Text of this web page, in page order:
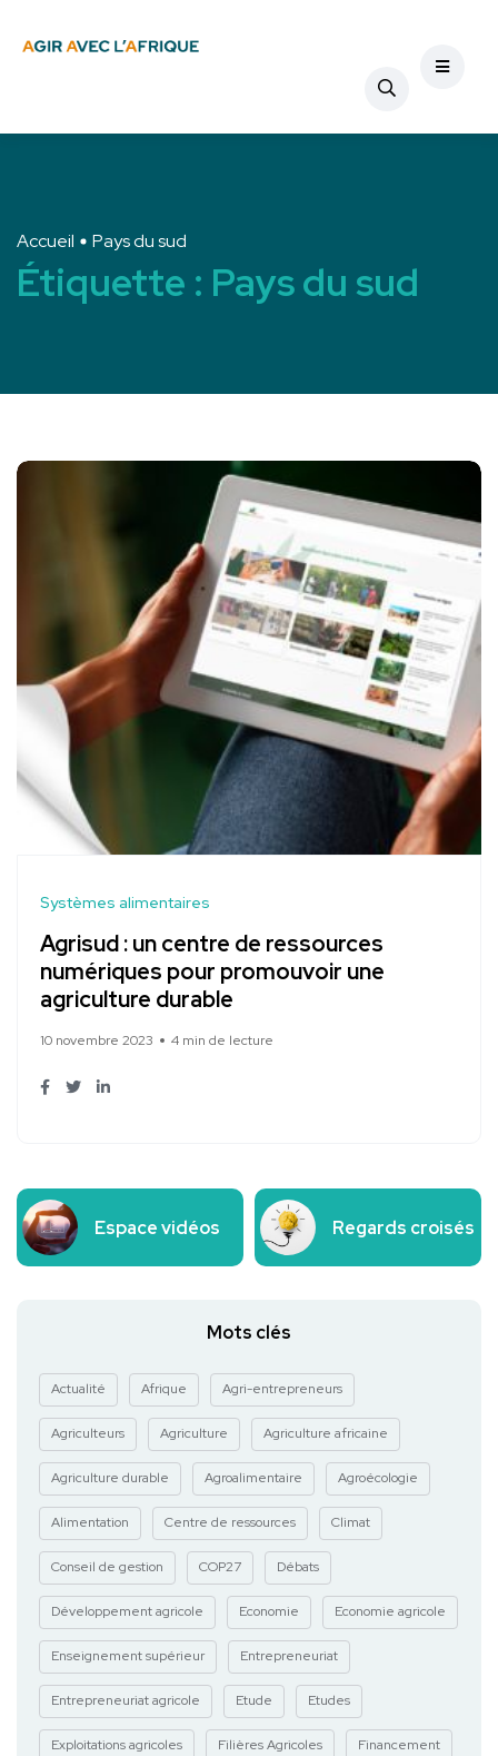
Accueil Pays du sud
Étiquette : Pays du sud
Systèmes alimentaires
Agrisud : un centre de ressources
numériques pour promouvoir une
agriculture durable
10 novembre 2023 4 min de lecture
Espace vidéos Regards croisés
Mots clés
Actualité Afrique Agri-entrepreneurs
Agriculteurs Agriculture Agriculture africaine
Agriculture durable Agroalimentaire Agroécologie
Alimentation Centre de ressources Climat
Conseil de gestion COP27 Débats
Développement agricole Economie Economie agricole
Enseignement supérieur Entrepreneuriat
Entrepreneuriat agricole Etude Etudes
Exploitations agricoles Filières Agricoles Financement